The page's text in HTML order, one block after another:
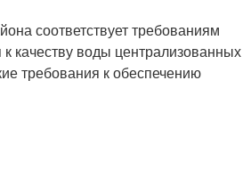
соответствует требованиям
качеству воды централизованных
требования к обеспечению